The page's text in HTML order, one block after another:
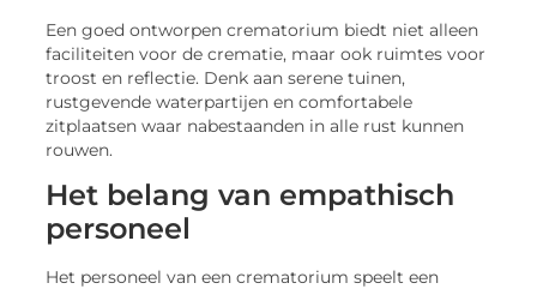
Een goed ontworpen crematorium biedt niet alleen
faciliteiten voor de crematie, maar ook ruimtes voor
troost en reflectie. Denk aan serene tuinen,
rustgevende waterpartijen en comfortabele
zitplaatsen waar nabestaanden in alle rust kunnen
rouwen.
Het belang van empathisch
personeel
Het personeel van een crematorium speelt een